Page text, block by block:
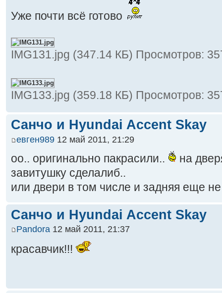
Уже почти всё готово
IMG131.jpg (347.14 КБ) Просмотров:
IMG133.jpg (359.18 КБ) Просмотров:
Санчо и Hyundai Accent Skay
евген989 12 май 2011, 21:29
оо.. оригинально пакрасили..
на
завитушку сделалиб..
или двери в том числе и задняя еще
Санчо и Hyundai Accent Skay
Pandora 12 май 2011, 21:37
красавчик!!!